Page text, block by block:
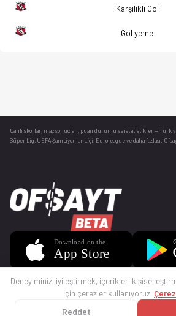
Karşılıklı Gol
Gol yeme
Canlı skorlar , maç sonuçları, puan durumu ve istatistikler —
Süper Lig, UEFA Şampiyonlar Ligi, Euroleague ve daha fazlası.
Deneyiminizi iyileştirmek, içerikleri
için çerezler kullanıyoruz.
Reddet